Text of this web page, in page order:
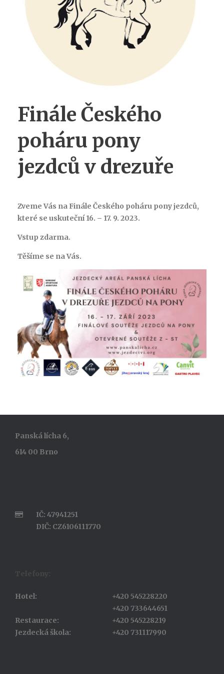
Finále Českého
poháru pony
jezdců v drezuře
Zveme Vás na Finále Českého poháru pony jezdců,
které se uskuteční 16. – 17. 9. 2023.
Vstup zdarma.
Těšíme se na Vás.
Panská lícha 6,
614 00 Brno
IČ: 47941251
DIČ: CZ6106111770
Hotel:
+420 545228220
+420 733644651
Restaurace:
+420 545228219
Jezdecká škola:
+420 731117990